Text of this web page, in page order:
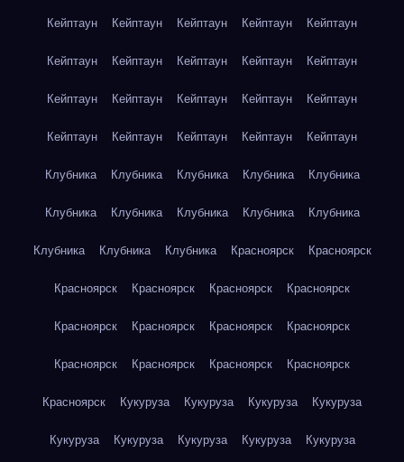
Кейптаун Кейптаун Кейптаун Кейптаун Кейптаун
Кейптаун Кейптаун Кейптаун Кейптаун Кейптаун
Кейптаун Кейптаун Кейптаун Кейптаун Кейптаун
Кейптаун Кейптаун Кейптаун Кейптаун Кейптаун
Клубника Клубника Клубника Клубника Клубника
Клубника Клубника Клубника Клубника Клубника
Клубника Клубника Клубника Красноярск Красноярск
Красноярск Красноярск Красноярск Красноярск
Красноярск Красноярск Красноярск Красноярск
Красноярск Красноярск Красноярск Красноярск
Красноярск Кукуруза Кукуруза Кукуруза Кукуруза
Кукуруза Кукуруза Кукуруза Кукуруза Кукуруза